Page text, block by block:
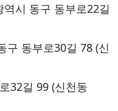
역시 동구 동부로22길
구 동부로30길 78 (신
32길 99 (신천동